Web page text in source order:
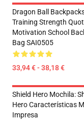
Dragon Ball
Training Strength
Motivation School
Bag SAI0505
33,94 € - 38,18 €
Shield Hero Mochila:
Hero Características
Impresa